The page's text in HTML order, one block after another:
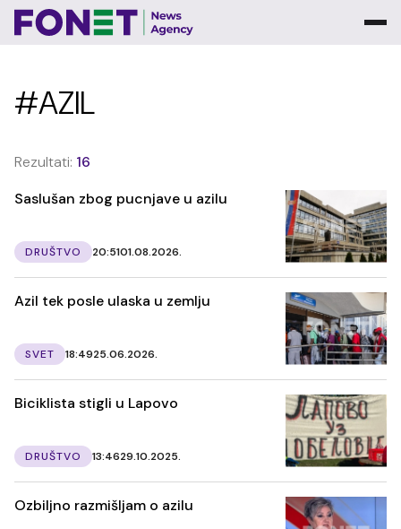
#AZIL
Rezultati: 16
Saslušan zbog pucnjave u azilu
DRUŠTVO 20:5101.08.2026.
Azil tek posle ulaska u zemlju
SVET 18:4925.06.2026.
Biciklista stigli u Lapovo
DRUŠTVO 13:4629.10.2025.
Ozbiljno razmišljam o azilu